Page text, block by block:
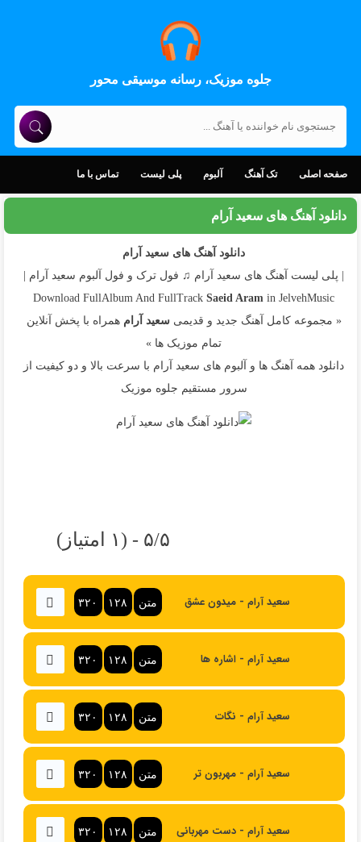
جلوه موزیک، رسانه موسیقی محور
صفحه اصلی تک آهنگ آلبوم پلی لیست تماس با ما
دانلود آهنگ های سعید آرام
دانلود آهنگ های سعید آرام
| پلی لیست آهنگ های سعید آرام ♫ فول ترک و فول آلبوم سعید آرام |
Download FullAlbum And FullTrackSaeid Aramin JelvehMusic
« مجموعه کامل آهنگ جدید و قدیمیسعید آرام همراه با پخش آنلاین
تمام موزیک ها »
دانلود همه آهنگ ها و آلبوم های سعید آرام با سرعت بالا و دو کیفیت از
سرور مستقیم جلوه موزیک
۵/۵ - (۱ امتیاز)
سعید آرام - میدون عشق متن ۱۲۸ ۳۲۰
سعید آرام - اشاره ها متن ۱۲۸ ۳۲۰
سعید آرام - نگات متن ۱۲۸ ۳۲۰
سعید آرام - مهربون تر متن ۱۲۸ ۳۲۰
سعید آرام - دست مهربانی متن ۱۲۸ ۳۲۰